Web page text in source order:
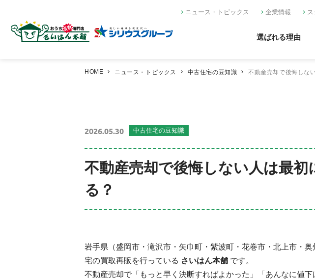
選ばれる理由
ニュース・トピックス 企業情報
HOME ニュース・トピックス 中古住宅の豆知識 不動産売却で後悔しな
2026.05.30 中古住宅の豆知識
不動産売却で後悔しない人は最初
る？
岩手県（盛岡市・滝沢市・矢巾町・紫波町・花巻市・北上市・
宅の買取再販を行っている さいはん本舗 です。
不動産売却で「もっと早く決断すればよかった」「あんなに値